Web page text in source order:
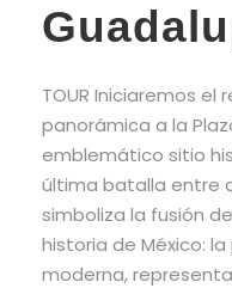
TOUR Iniciaremos el
panorámica a la
emblemático sitio
última batalla entre
simboliza la fusión
historia de México:
moderna,